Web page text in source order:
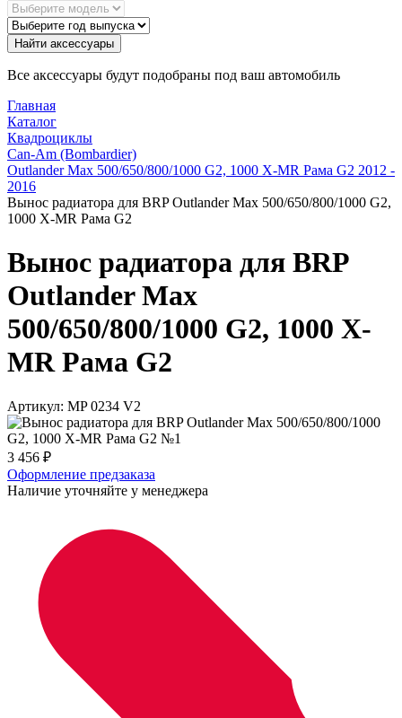
Найти аксессуары
Все аксессуары будут подобраны под ваш автомобиль
Главная
Каталог
Квадроциклы
Can-Am (Bombardier)
Outlander Max 500/650/800/1000 G2, 1000 X-MR Рама G2 2012 -
2016
Вынос радиатора для BRP Outlander Max 500/650/800/1000 G2,
1000 X-MR Рама G2
Вынос радиатора для BRP
Outlander Max
500/650/800/1000 G2, 1000 X-
MR Рама G2
Артикул: MP 0234 V2
3 456 ₽
Оформление предзаказа
Наличие уточняйте у менеджера